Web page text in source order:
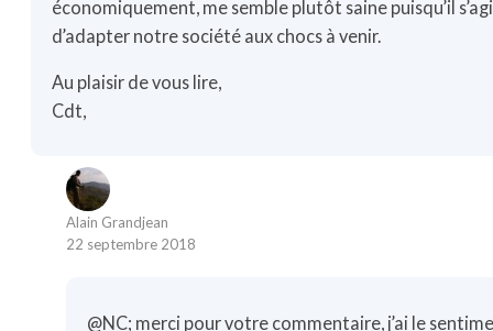
économiquement, me semble plutôt saine puisqu’il
d’adapter notre société aux chocs à venir.
Au plaisir de vous lire,
Cdt,
Alain Grandjean
22 septembre 2018
@NC; merci pour votre commentaire, j’ai le